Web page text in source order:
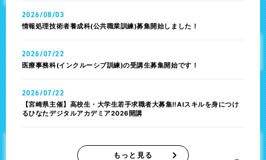
2026/08/03
情報処理技術者養成科(公共職業訓練)募集開始しました！
2026/07/22
医療事務科(インクルーシブ訓練)の受講生募集開始です！
2026/07/22
【宮崎県主催】高校生・大学生若手求職者大募集‼️AIスキルを身につけ
るひなたデジタルアカデミア2026開講
もっと見る